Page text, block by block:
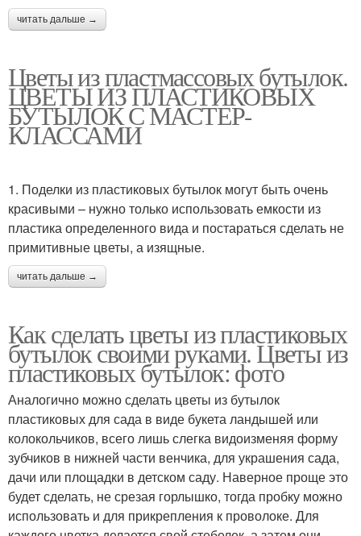
читать дальше →
Цветы из пластмассовых бутылок.
ЦВЕТЫ ИЗ ПЛАСТИКОВЫХ
БУТЫЛОК С МАСТЕР-
КЛАССАМИ
1. Поделки из пластиковых бутылок могут быть очень
красивыми – нужно только использовать емкости из
пластика определенного вида и постараться сделать не
примитивные цветы, а изящные.
читать дальше →
Как сделать цветы из пластиковых
бутылок своими руками. Цветы из
пластиковых бутылок: фото
Аналогично можно сделать цветы из бутылок
пластиковых для сада в виде букета ландышей или
колокольчиков, всего лишь слегка видоизменяя форму
зубчиков в нижней части венчика, для украшения сада,
дачи или площадки в детском саду. Наверное проще это
будет сделать, не срезая горлышко, тогда пробку можно
использовать и для прикрепления к проволоке. Для